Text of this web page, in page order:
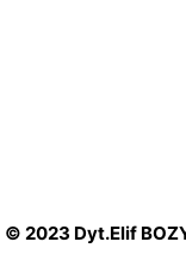
© 2023 Dyt.Elif